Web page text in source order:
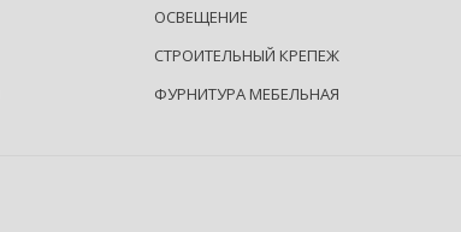
ОСВЕЩЕНИЕ
СТРОИТЕЛЬНЫЙ КРЕПЕЖ
ФУРНИТУРА МЕБЕЛЬНАЯ